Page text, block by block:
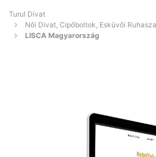
Turul Divat
Női Divat, Cipőboltok, Esküvői
LISCA Magyarország